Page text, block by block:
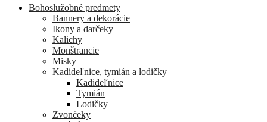
Bohoslužobné predmety
Bannery a dekorácie
Ikony a darčeky
Kalichy
Monštrancie
Misky
Kadideľnice, tymián a lodičky
Kadideľnice
Tymián
Lodičky
Zvončeky